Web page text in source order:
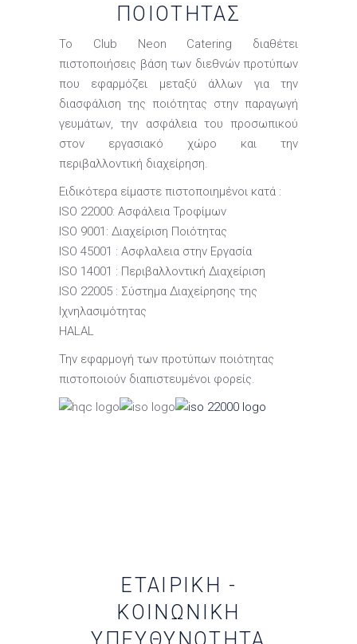
ΠΟΙΌΤΗΤΑΣ
To Club Neon Catering διαθέτει
πιστοποιήσεις βάση των διεθνών προτύπων
που εφαρμόζει μεταξύ άλλων για την
διασφάλιση της ποιότητας στην παραγωγή
γευμάτων, την ασφάλεια του προσωπικού
στον εργασιακό χώρο και την
περιβαλλοντική διαχείρηση.
Ειδικότερα είμαστε πιστοποιημένοι κατά :
ISO 22000: Ασφάλεια Τροφίμων
ISO 9001: Διαχείριση Ποιότητας
ISO 45001 : Ασφλαλεια στην Εργασία
ISO 14001 : Περιβαλλοντική Διαχείριση
ISO 22005 : Σύστημα Διαχείρησης της
Ιχνηλασιμότητας
HALAL
Την εφαρμογή των προτύπων ποιότητας
πιστοποιούν διαπιστευμένοι φορείς.
ΕΤΑΙΡΙΚΉ -
ΚΟΙΝΩΝΙΚΉ
ΥΠΕΥΘΥΝΌΤΗΤΑ